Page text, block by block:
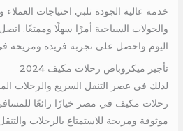
خدمة عالية الجودة تلبي احتياجات
والجولات السياحية أمرًا سهلًا وممتعًا.
اليوم واحصل على تجربة فريدة ومريحة
تأجير ميكروباص رحلات مكيف 2024
لذلك في عصر التنقل السريع والرحلات
رحلات مكيف في مصر خيارًا رائعًا
موثوقة ومريحة للاستمتاع بالرحلات